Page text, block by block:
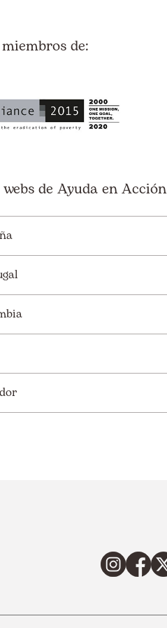
de:
de Ayuda en Acción